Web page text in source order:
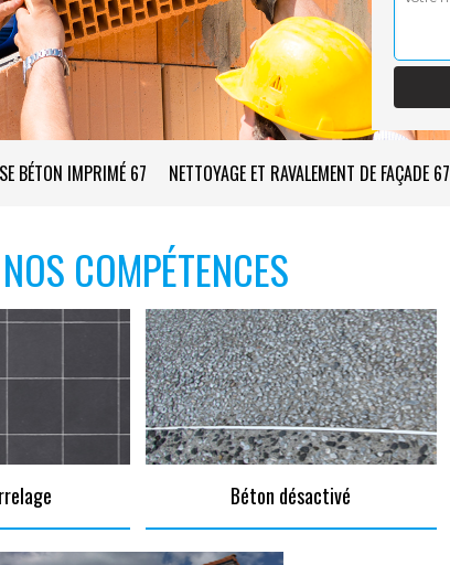
BÉTON IMPRIMÉ 67 NETTOYAGE ET RAVALEMENT DE FAÇADE 67
NOS COMPÉTENCES
Béton désactivé